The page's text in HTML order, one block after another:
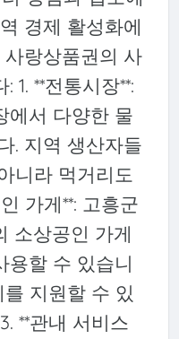
경제 활성화에
랑상품권의 사
1. **전통시장**:
에서 다양한 물
. 지역 생산자들
니라 먹거리도
가게**: 고흥군
소상공인 가게
용할 수 있습니
지원할 수 있
**관내 서비스